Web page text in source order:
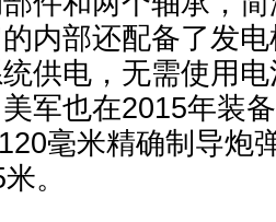
内部还配备了发
供电，无需使用
军也在2015年装
毫米精确制导炮
。